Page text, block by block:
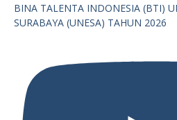
BINA TALENTA INDONESIA (BTI)
SURABAYA (UNESA) TAHUN 2026